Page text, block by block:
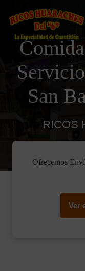
San
RICOS
Ofrecemos
Ver